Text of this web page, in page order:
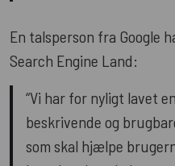
En talsperson fra Google
Search Engine Land:
“Vi har for nyligt lavet
beskrivende og
som skal hjælpe